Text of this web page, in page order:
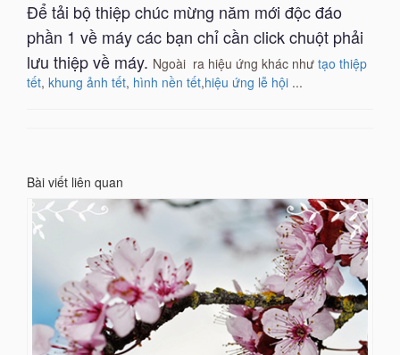
Để tải bộ thiệp chúc mừng năm mới độc đáo
phần 1 về máy các bạn chỉ cần click chuột phải
lưu thiệp về máy. Ngoài ra hiệu ứng khác như tạo thiệp
tết, khung ảnh tết, hình nền tết,hiệu ứng lễ hội ...
Bài viết liên quan